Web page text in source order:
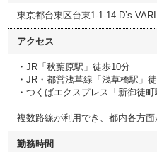
東京都台東区台東1-1-14 D’s
アクセス
・JR「秋葉原駅」徒歩10分
・JR・都営浅草線「浅草橋駅」
・つくばエクスプレス「新御徒
複数路線が利用でき、都内各方面
勤務時間